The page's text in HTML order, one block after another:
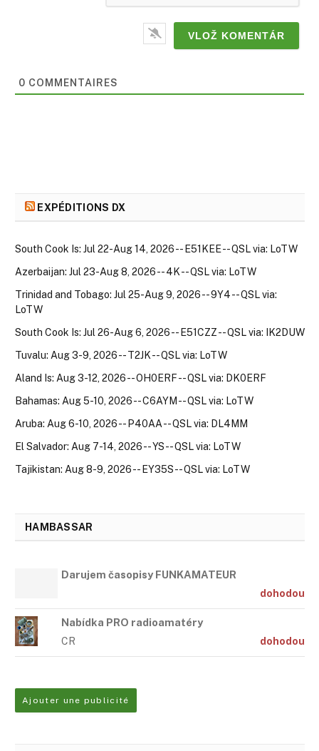
0 COMMENTAIRES
EXPÉDITIONS DX
South Cook Is: Jul 22-Aug 14, 2026 -- E51KEE -- QSL via: LoTW
Azerbaijan: Jul 23-Aug 8, 2026 -- 4K -- QSL via: LoTW
Trinidad and Tobago: Jul 25-Aug 9, 2026 -- 9Y4 -- QSL via:
LoTW
South Cook Is: Jul 26-Aug 6, 2026 -- E51CZZ -- QSL via: IK2DUW
Tuvalu: Aug 3-9, 2026 -- T2JK -- QSL via: LoTW
Aland Is: Aug 3-12, 2026 -- OH0ERF -- QSL via: DK0ERF
Bahamas: Aug 5-10, 2026 -- C6AYM -- QSL via: LoTW
Aruba: Aug 6-10, 2026 -- P40AA -- QSL via: DL4MM
El Salvador: Aug 7-14, 2026 -- YS -- QSL via: LoTW
Tajikistan: Aug 8-9, 2026 -- EY35S -- QSL via: LoTW
HAMBASSAR
Darujem časopisy FUNKAMATEUR
dohodou
Nabídka PRO radioamatéry
CR dohodou
Ajouter une publicité